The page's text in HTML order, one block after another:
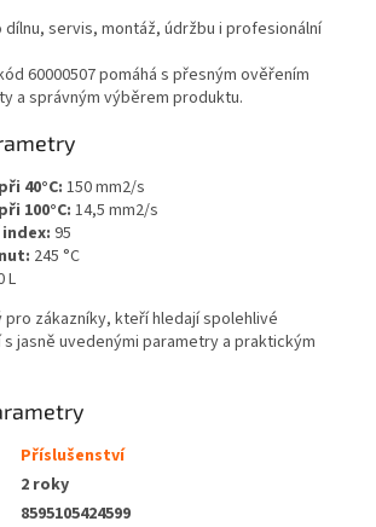
dílnu, servis, montáž, údržbu i profesionální
60000507 pomáhá s přesným ověřením
a správným výběrem produktu.
40°C: 150 mm2/s
100°C:14,5 mm2/s
95
245 °C
L
zákazníky, kteří hledají spolehlivé
jasně uvedenými parametry a praktickým
Příslušenství
2 roky
8595105424599